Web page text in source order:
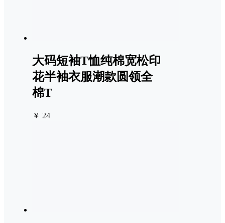
大码短袖T恤纯棉宽松印
花半袖衣服潮款圆领全
棉T
￥ 24